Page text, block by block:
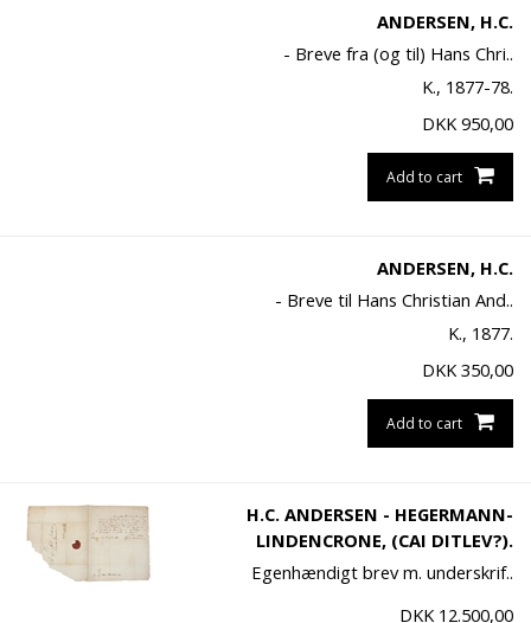
ANDERSEN, H.C.
- Breve fra (og til) Hans Chri..
K., 1877-78.
DKK 950,00
Add to cart
ANDERSEN, H.C.
- Breve til Hans Christian And..
K., 1877.
DKK 350,00
Add to cart
H.C. ANDERSEN - HEGERMANN-
LINDENCRONE, (CAI DITLEV?).
Egenhændigt brev m. underskrif..
DKK 12.500,00